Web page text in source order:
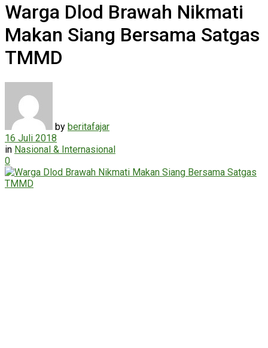
Warga Dlod Brawah Nikmati
Makan Siang Bersama Satgas
TMMD
by beritafajar
16 Juli 2018
in Nasional & Internasional
0